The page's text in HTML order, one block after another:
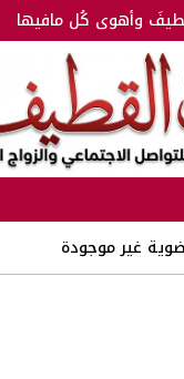
وأهوى كُل مافيها
غير موجودة